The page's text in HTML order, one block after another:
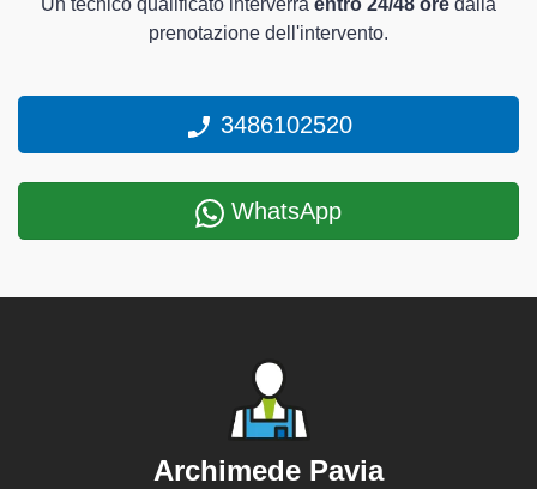
Un tecnico qualificato interverrà entro 24/48 ore dalla
prenotazione dell'intervento.
3486102520
WhatsApp
Archimede Pavia